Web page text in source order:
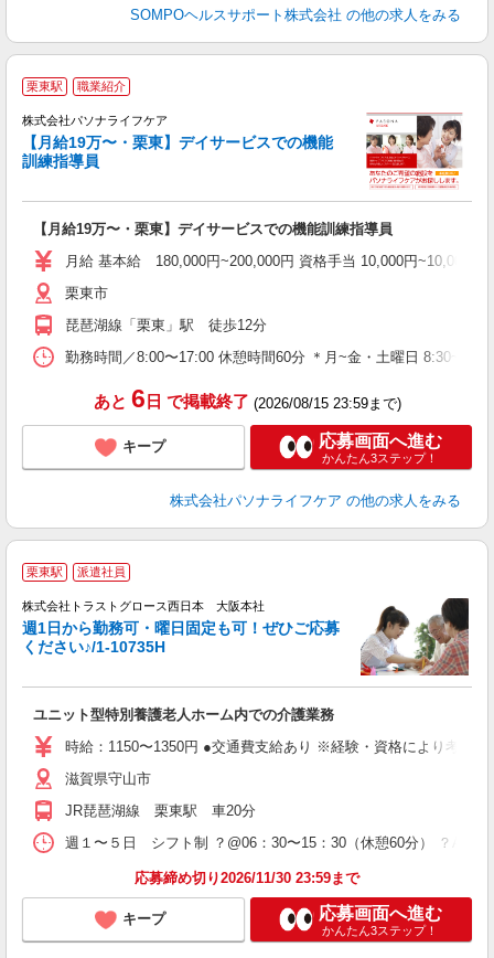
SOMPOヘルスサポート株式会社 の他の求人をみる
栗東駅 職業紹介
株式会社パソナライフケア
【月給19万〜・栗東】デイサービスでの機能
訓練指導員
【月給19万〜・栗東】デイサービスでの機能訓練指導員
月給 基本給 180,000円~200,000円 資格手当 10,000円~10,000
栗東市
琵琶湖線「栗東」駅 徒歩12分
勤務時間／8:00〜17:00 休憩時間60分 ＊月~金・土曜日 8:30~17:00
あと 6 日 で掲載終了 (2026/08/15 23:59まで)
キープ 応募画面へ進む
かんたん3ステップ！
株式会社パソナライフケア の他の求人をみる
栗東駅 派遣社員
株式会社トラストグロース西日本 大阪本社
週1日から勤務可・曜日固定も可！ぜひご応募
ください♪/1-10735H
ユニット型特別養護老人ホーム内での介護業務
時給：1150〜1350円 ●交通費支給あり ※経験・資格により考慮い
滋賀県守山市
JR琵琶湖線 栗東駅 車20分
週１〜５日 シフト制 ？@06：30〜15：30（休憩60分） ？A07
応募締め切り2026/11/30 23:59まで
キープ 応募画面へ進む
かんたん3ステップ！